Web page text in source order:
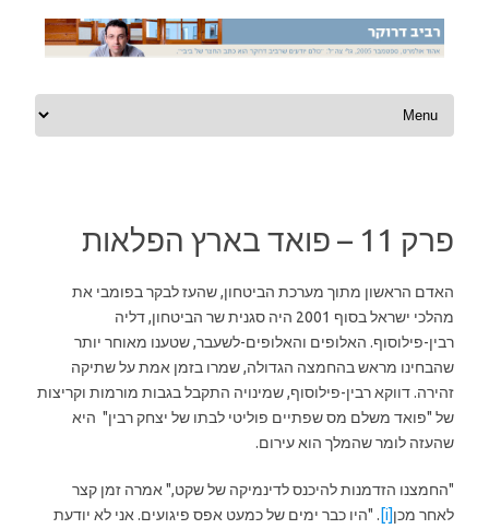
Skip to content
פרק 11 – פואד בארץ הפלאות
האדם הראשון מתוך מערכת הביטחון, שהעז לבקר בפומבי את
מהלכי ישראל בסוף 2001 היה סגנית שר הביטחון, דליה
רבין-פילוסוף. האלופים והאלופים-לשעבר, שטענו מאוחר יותר
שהבחינו מראש בהחמצה הגדולה, שמרו בזמן אמת על שתיקה
זהירה. דווקא רבין-פילוסוף, שמינויה התקבל בגבות מורמות וקריצות
של "פואד משלם מס שפתיים פוליטי לבתו של יצחק רבין" היא
שהעזה לומר שהמלך הוא עירום.
"החמצנו הזדמנות להיכנס לדינמיקה של שקט," אמרה זמן קצר
לאחר מכן[i] . "היו כבר ימים של כמעט אפס פיגועים. אני לא יודעת